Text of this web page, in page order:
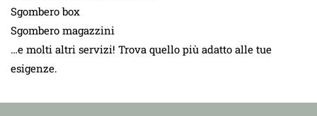
Sgombero box
Sgombero magazzini
…e molti altri servizi! Trova quello più adatto alle tue
esigenze.